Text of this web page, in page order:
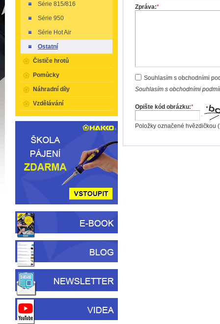
Zpráva:*
Souhlasím s obchodními
Souhlasím s obchodními
Opište kód obrázku:*
Položky označené hvězdičkou (
Série 815/816
Série 950
Série Hot Air
Ostatní
Čističe hrotů
Pomůcky
Náhradní díly
Vzdělávání